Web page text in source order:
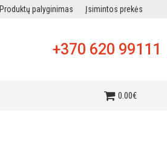
Produktų palyginimas Įsimintos prekės
+370 620 99111
0.00€